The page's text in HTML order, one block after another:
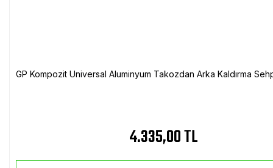
GP Kompozit Universal Aluminyum Takozdan Arka Kaldırma
4.335,00 TL